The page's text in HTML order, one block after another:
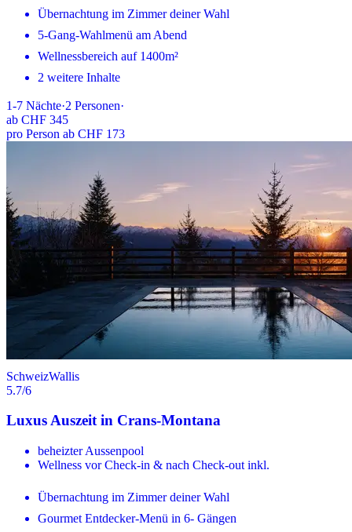
Übernachtung im Zimmer deiner Wahl
5-Gang-Wahlmenü am Abend
Wellnessbereich auf 1400m²
2 weitere Inhalte
1-7 Nächte·2 Personen·
ab CHF 345
pro Person ab CHF 173
SchweizWallis
5.7/6
Luxus Auszeit in Crans-Montana
beheizter Aussenpool
Wellness vor Check-in & nach Check-out inkl.
Übernachtung im Zimmer deiner Wahl
Gourmet Entdecker-Menü in 6- Gängen